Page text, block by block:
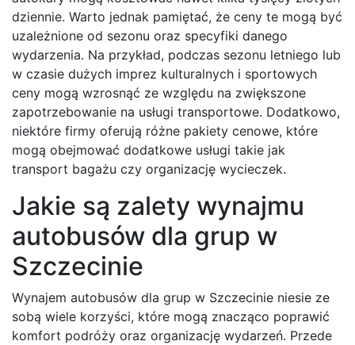
dziennie. Warto jednak pamiętać, że ceny te mogą być
uzależnione od sezonu oraz specyfiki danego
wydarzenia. Na przykład, podczas sezonu letniego lub
w czasie dużych imprez kulturalnych i sportowych
ceny mogą wzrosnąć ze względu na zwiększone
zapotrzebowanie na usługi transportowe. Dodatkowo,
niektóre firmy oferują różne pakiety cenowe, które
mogą obejmować dodatkowe usługi takie jak
transport bagażu czy organizację wycieczek.
Jakie są zalety wynajmu
autobusów dla grup w
Szczecinie
Wynajem autobusów dla grup w Szczecinie niesie ze
sobą wiele korzyści, które mogą znacząco poprawić
komfort podróży oraz organizację wydarzeń. Przede